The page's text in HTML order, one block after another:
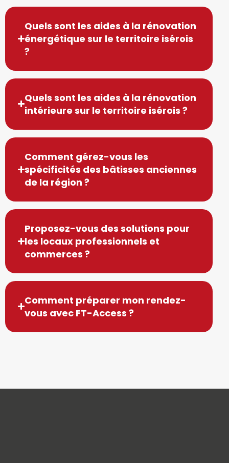
Quels sont les aides à la rénovation
énergétique sur le territoire isérois
?
Quels sont les aides à la rénovation
intérieure sur le territoire isérois ?
Comment gérez-vous les
spécificités des bâtisses anciennes
de la région ?
Proposez-vous des solutions pour
les locaux professionnels et
commerces ?
Comment préparer mon rendez-
vous avec FT-Access ?